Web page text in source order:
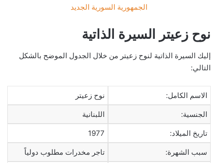
الجمهورية السورية الجديد
نوح زعيتر السيرة الذاتية
إليك السيرة الذاتية لنوح زعيتر من خلال الجدول الموضح بالشكل
التالي:
الاسم الكامل: نوح زعيتر
الجنسية: اللبنانية
تاريخ الميلاد: 1977
سبب الشهرة: تاجر مخدرات مطلوب دولياً